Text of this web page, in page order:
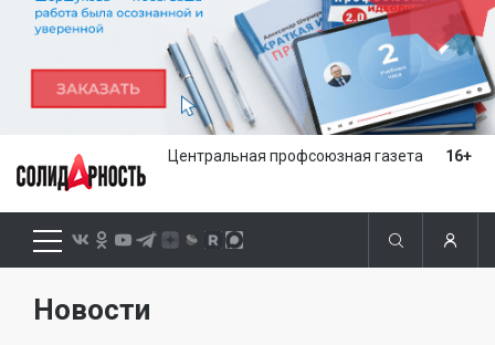
Центральная профсоюзная газета 16+
Новости